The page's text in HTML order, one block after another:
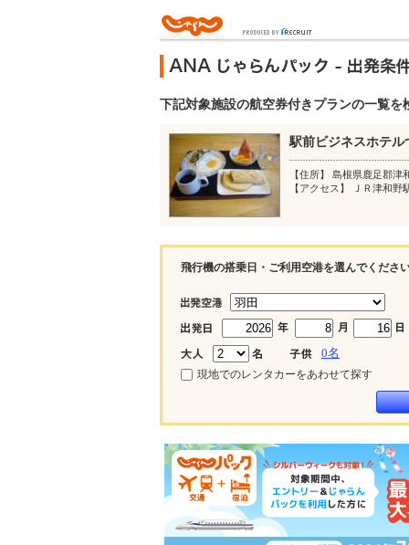
下記対象施設の航空券付きプランの一覧を
駅前ビジネスホテル
【住所】 島根県鹿足郡津
【アクセス】 ＪＲ津和
飛行機の搭乗日・ご利用空港を選んでくださ
0名
現地でのレンタカーをあわせて探す